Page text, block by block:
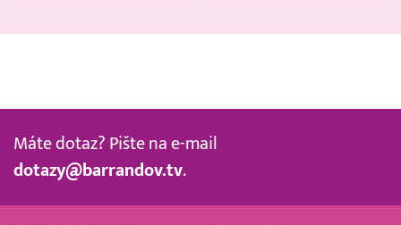
Máte dotaz? Pište na e-mail
dotazy@barrandov.tv.